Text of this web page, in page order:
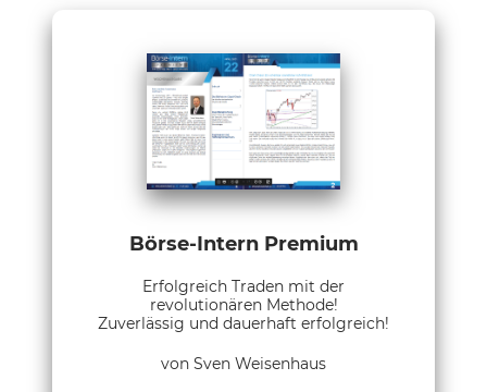
Börse-Intern Premium
Erfolgreich Traden mit der
revolutionären Methode!
Zuverlässig und dauerhaft erfolgreich!
von Sven Weisenhaus